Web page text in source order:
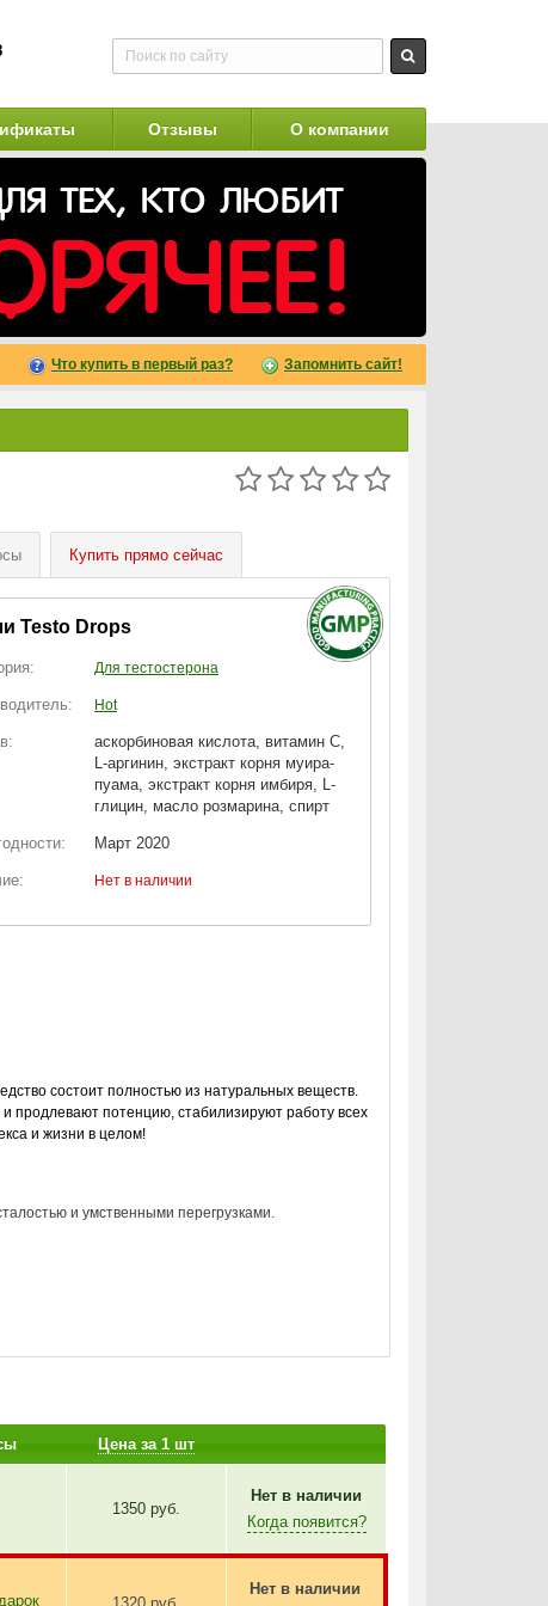
Отзывы О компании
Что купить в первый раз? Запомнить сайт!
Купить прямо сейчас
Testo Drops
Для тестостерона
Hot
аскорбиновая кислота, витамин С,
L-аргинин, экстракт корня муира-
пуама, экстракт корня имбиря, L-
глицин, масло розмарина, спирт
Март 2020
Нет в наличии
состоит полностью из натуральных веществ.
продлевают потенцию, стабилизируют работу всех
и жизни в целом!
и умственными перегрузками.
гормона тестостерона, а также благоприятно
Цена за 1 шт
1350 руб.
Нет в наличии
Когда появится?
Нет в наличии